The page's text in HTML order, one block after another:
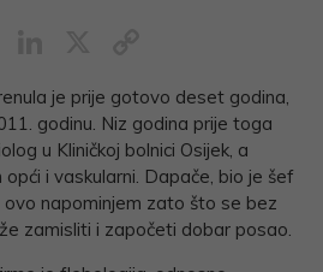
Link
je prije gotovo deset godina,
godinu. Niz godina prije toga
u Kliničkoj bolnici Osijek, a
i vaskularni. Dapače, bio je šef
ovo napominjem zato što se bez
zamisliti i započeti dobar posao.